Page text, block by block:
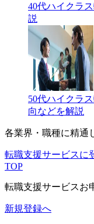
40代ハイクラ
説
50代ハイクラ
向などを解説
各業界・職種に精通
転職支援サービスに
TOP
転職支援サービスお
新規登録へ